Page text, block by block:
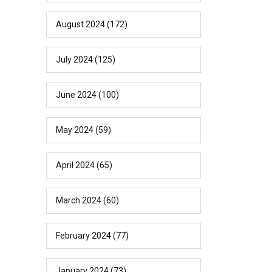
August 2024(172)
July 2024(125)
June 2024(100)
May 2024(59)
April 2024(65)
March 2024(60)
February 2024(77)